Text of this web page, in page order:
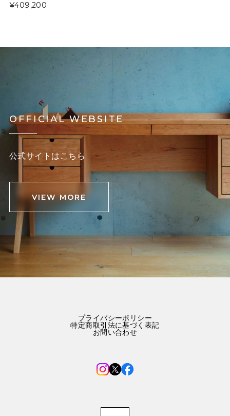
¥409,200
OFFICIAL WEBSITE
公式サイトはこちら
VIEW MORE
プライバシーポリシー
特定商取引法に基づく表記
お問い合わせ